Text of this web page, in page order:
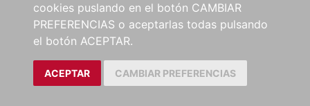
cookies puslando en el botón CAMBIAR
PREFERENCIAS o aceptarlas todas pulsando
el botón ACEPTAR.
ACEPTAR CAMBIAR PREFERENCIAS